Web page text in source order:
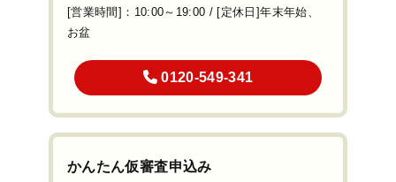
[営業時間]：10:00～19:00 / [定休日]年末年始、
お盆
0120-549-341
かんたん仮審査申込み